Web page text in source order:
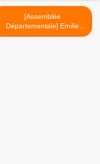
[Assemblée
Départementale] Emilie
Gral saisie le Préfet sur les